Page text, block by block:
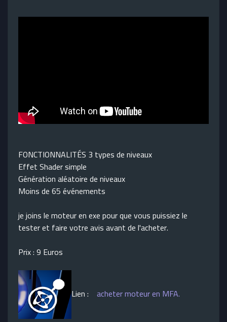
FONCTIONNALITÉS 3 types de niveaux
Effet Shader simple
Génération aléatoire de niveaux
Moins de 65 événements
je joins le moteur en exe pour que vous puissiez le
tester et faire votre avis avant de l'acheter.
Prix : 9 Euros
Lien : acheter moteur en MFA.